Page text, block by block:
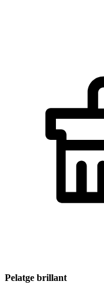
Pelatge brillant